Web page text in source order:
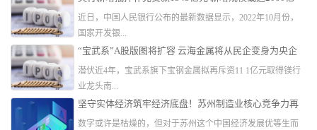
近日，中国人民银行公布的最新数据显示，2022年10月份，
国家开发银...
“宝武系”A股版图将扩容 云海金属将从民企变身为央企
潜伏近4年，宝武系旗下宝钢金属拟再斥资11 1亿元取得镁行
业龙头南...
坚守实体经济筑牢经济底盘！苏州制造业核心竞争力再
跃升
数字或许是枯燥的，但对于苏州这个中国经济发展优等生而